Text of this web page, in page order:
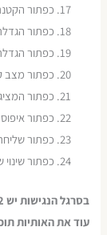
כפתור
כפתור
כפתור
כפתור מצב
כפתור
כפתור
כפתור
כפתור
בסרגל הנגישות יש
עוד את האותיות